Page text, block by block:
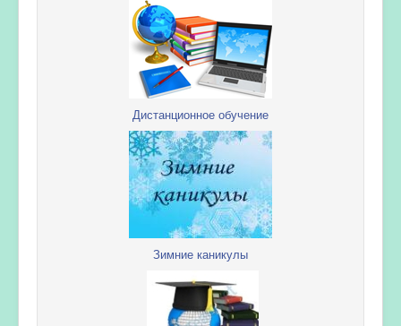
Дистанционное обучение
Зимние каникулы